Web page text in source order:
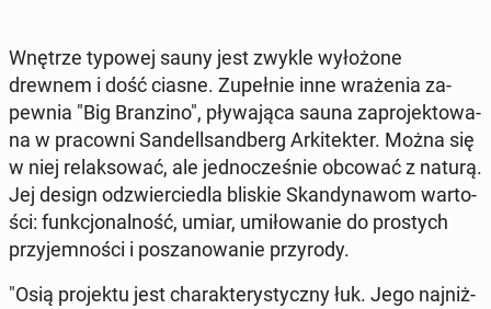
Wnętrze typowej sauny jest zwykle wy­ło­żo­ne
drewnem i dość ciasne. Zu­peł­nie inne wra­że­nia za­
pew­nia "Big Bran­zi­no", pły­wa­ją­ca sauna za­pro­jek­to­wa­
na w pra­cow­ni San­del­l­sand­berg Ar­ki­tek­ter. Można się
w niej re­lak­so­wać, ale jed­no­cze­śnie obcować z naturą.
Jej design od­zwier­cie­dla bliskie Skan­dy­na­wom war­to­
ści: funk­cjo­nal­ność, umiar, umi­ło­wa­nie do pro­stych
przy­jem­no­ści i po­sza­no­wa­nie przy­ro­dy.
"Osią pro­jek­tu jest cha­rak­te­ry­stycz­ny łuk. Jego naj­niż­